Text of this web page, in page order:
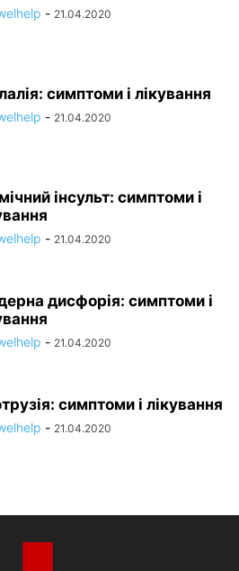
- 21.04.2020
симптоми і лікування
- 21.04.2020
інсульт: симптоми і
- 21.04.2020
дисфорія: симптоми і
- 21.04.2020
симптоми і лікування
- 21.04.2020